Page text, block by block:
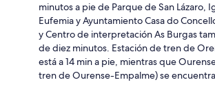
minutos a pie de Parque de San Lázaro,
Eufemia y Ayuntamiento Casa do
y Centro de interpretación As Burgas
de diez minutos. Estación de tren de
está a 14 min a pie, mientras que
tren de Ourense-Empalme) se encuentra